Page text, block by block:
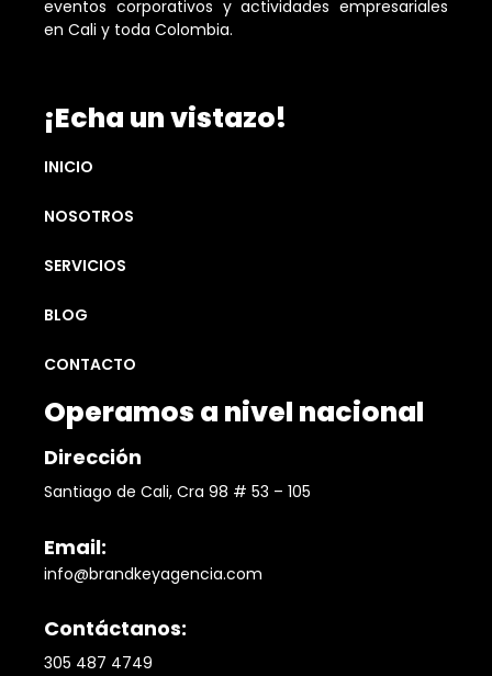
eventos corporativos y actividades empresariales
en Cali y toda Colombia.
¡Echa un vistazo!
INICIO
NOSOTROS
SERVICIOS
BLOG
CONTACTO
Operamos a nivel nacional
Dirección
Santiago de Cali, Cra 98 # 53 – 105
Email:
info@brandkeyagencia.com
Contáctanos:
305 487 4749